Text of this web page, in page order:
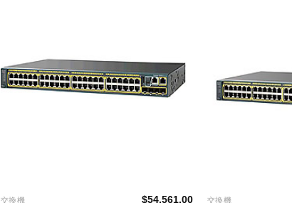
單
交換機 $54,561.00 交換機